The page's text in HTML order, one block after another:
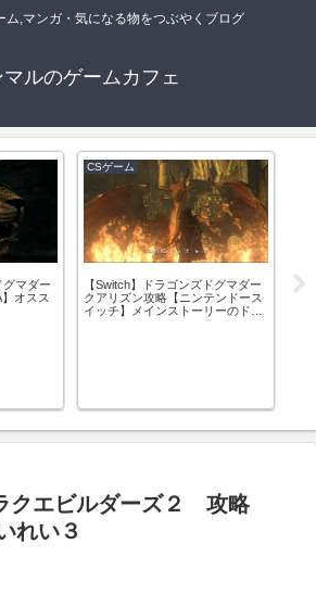
ム,マンガ・気になる物をつぶやくブログ
ルのゲームカフェ
グマダー
オスス
CSゲーム
【Switch】ドラゴンズドグマダー
クアリズン攻略【ニンテンドース
イッチ】メインストーリーのドラ
【
クエビルダーズ２ 攻略
れい３